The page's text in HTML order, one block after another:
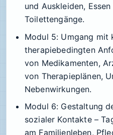
und Auskleiden,
Toilettengänge.
Modul 5: Umgang mit
therapiebedingten
von Medikamenten,
von Therapieplänen,
Nebenwirkungen.
Modul 6: Gestaltung
sozialer Kontakte–
am Familienleben,